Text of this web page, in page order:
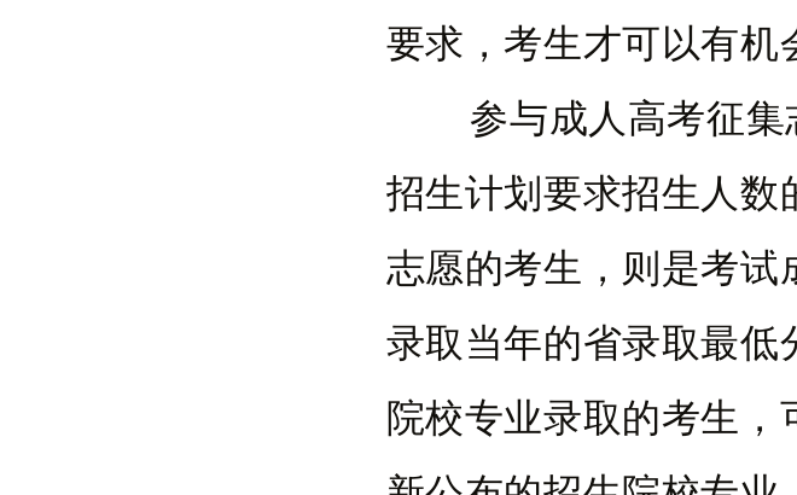
要求，考生才可以有机
参与成人高考征集
招生计划要求招生人数
志愿的考生，则是考试
录取当年的省录取最低
院校专业录取的考生